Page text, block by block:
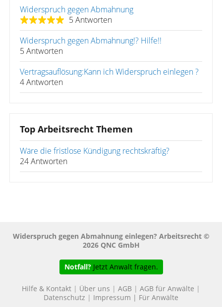
Widerspruch gegen Abmahnung
5 Antworten
Widerspruch gegen Abmahnung!? Hilfe!!
5 Antworten
Vertragsauflösung:Kann ich Widerspruch einlegen ?
4 Antworten
Top Arbeitsrecht Themen
Wäre die fristlose Kündigung rechtskräftig?
24 Antworten
Widerspruch gegen Abmahnung einlegen? Arbeitsrecht ©
2026 QNC GmbH
Notfall? Jetzt Anwalt fragen.
Hilfe & Kontakt | Über uns | AGB | AGB für Anwälte |
Datenschutz | Impressum | Für Anwälte